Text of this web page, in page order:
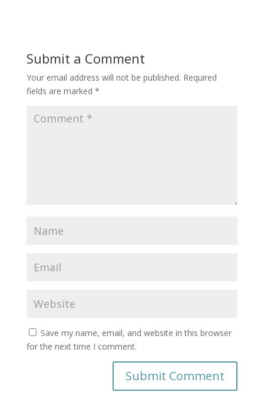
Submit a Comment
Your email address will not be published. Required
fields are marked *
Save my name, email, and website in this browser
for the next time I comment.